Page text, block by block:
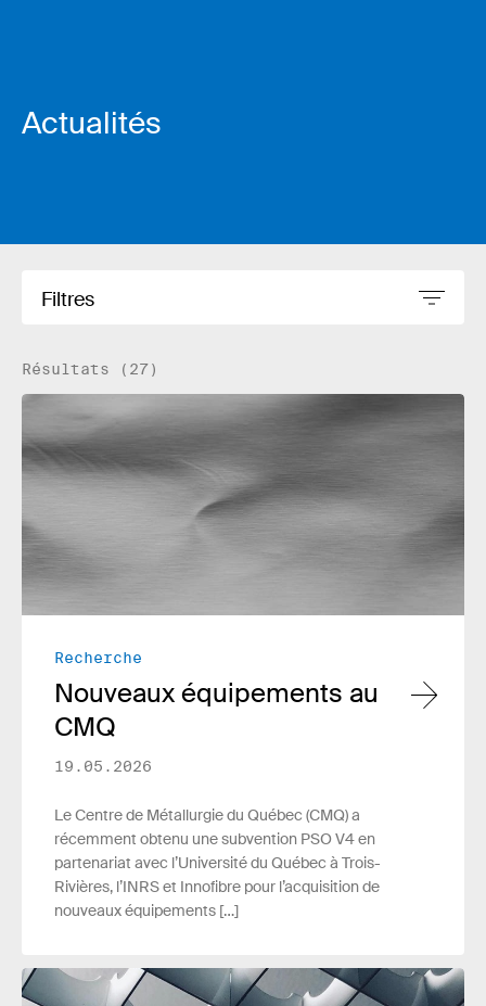
Actualités
Filtres
Résultats (27)
Lire plus
Recherche
Nouveaux équipements au
CMQ
19.05.2026
Le Centre de Métallurgie du Québec (CMQ) a
récemment obtenu une subvention PSO V4 en
partenariat avec l’Université du Québec à Trois-
Rivières, l’INRS et Innofibre pour l’acquisition de
nouveaux équipements […]
Lire plus